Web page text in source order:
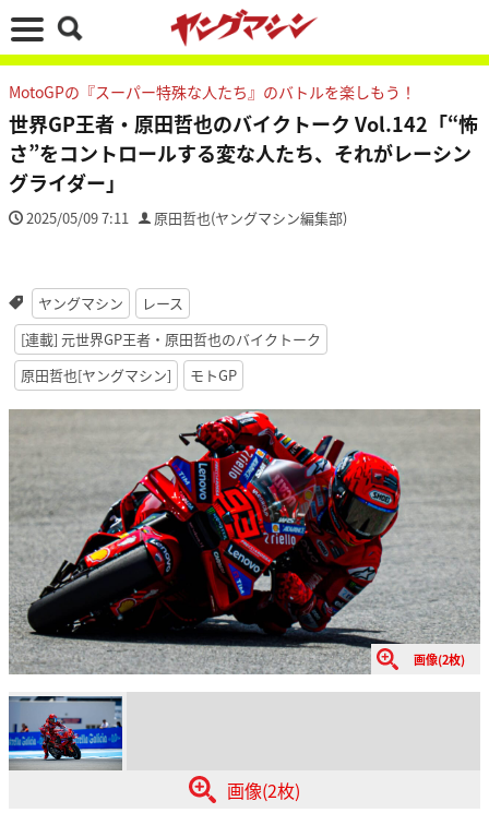
MotoGPの『スーパー特殊な人たち』のバトルを楽しもう！
世界GP王者・原田哲也のバイクトーク Vol.142「“怖
さ”をコントロールする変な人たち、それがレーシン
グライダー」
2025/05/09 7:11 原田哲也(ヤングマシン編集部)
ヤングマシン
レース
[連載] 元世界GP王者・原田哲也のバイクトーク
原田哲也[ヤングマシン]
モトGP
画像(2枚)
画像(2枚)